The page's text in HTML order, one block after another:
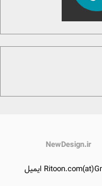
NewDesign.ir
برای تماس با ما می توانید به آدرس Ritoon.com(at)Gmail.com ایمیل